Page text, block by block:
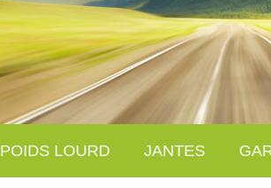
POIDS LOURD JANTES